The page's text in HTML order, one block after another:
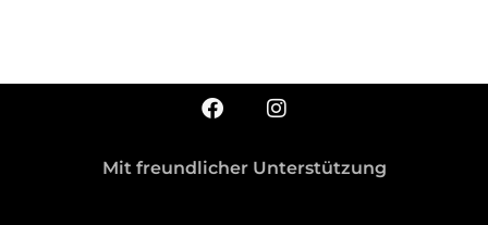
Mit freundlicher Unterstützung